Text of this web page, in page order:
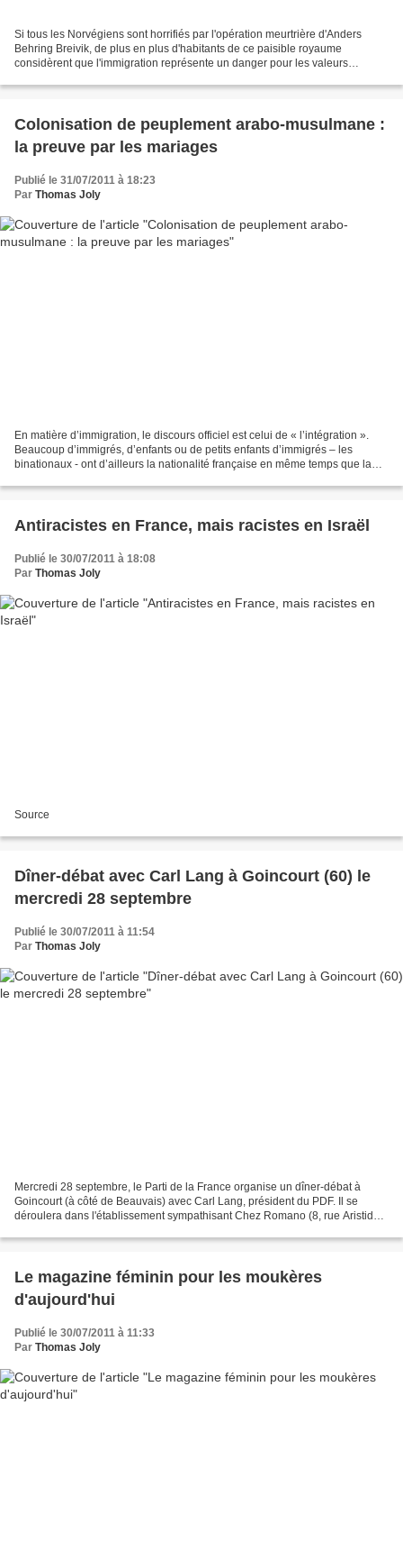
Si tous les Norvégiens sont horrifiés par l'opération meurtrière d'Anders
Behring Breivik, de plus en plus d'habitants de ce paisible royaume
considèrent que l'immigration représente un danger pour les valeurs
Colonisation de peuplement arabo-musulmane :
la preuve par les mariages
Publié le 31/07/2011 à 18:23
Par Thomas Joly
En matière d’immigration, le discours officiel est celui de « l’intégration ».
Beaucoup d’immigrés, d’enfants ou de petits enfants d’immigrés – les
binationaux - ont d’ailleurs la nationalité française en même temps que la
Antiracistes en France, mais racistes en Israël
Publié le 30/07/2011 à 18:08
Par Thomas Joly
Source
Dîner-débat avec Carl Lang à Goincourt (60) le
mercredi 28 septembre
Publié le 30/07/2011 à 11:54
Par Thomas Joly
Mercredi 28 septembre, le Parti de la France organise un dîner-débat à
Goincourt (à côté de Beauvais) avec Carl Lang, président du PDF. Il se
déroulera dans l'établissement sympathisant Chez Romano (8, rue Aristide
Le magazine féminin pour les moukères
d'aujourd'hui
Publié le 30/07/2011 à 11:33
Par Thomas Joly